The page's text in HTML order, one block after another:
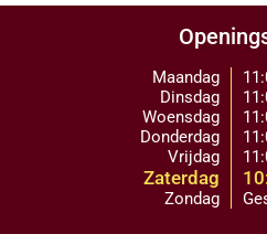
Maandag
Dinsdag
Woensdag
Donderdag
Vrijdag
Zaterdag
Zondag